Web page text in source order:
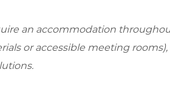
an accommodation
or accessible meeting rooms),